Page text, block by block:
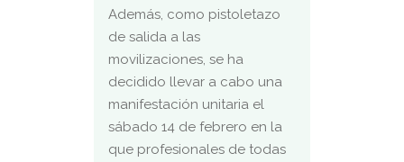
Además, como pistoletazo
de salida a las
movilizaciones, se ha
decidido llevar a cabo una
manifestación unitaria el
sábado 14 de febrero en la
que profesionales de todas